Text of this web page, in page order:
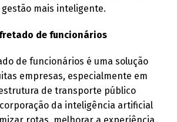
mais inteligente.
de funcionários
de funcionários é uma solução
empresas, especialmente em
de transporte público
da inteligência artificial